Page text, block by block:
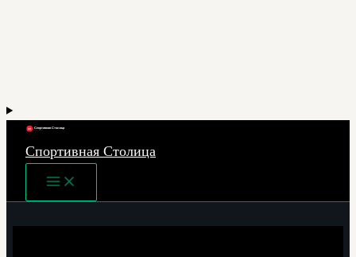
Спортивная Столица
Main
Menu